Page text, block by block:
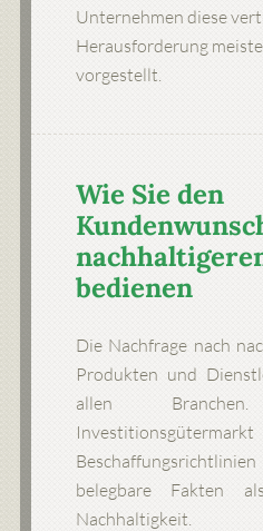
Unternehmen diese
Herausforderung
vorgestellt.
Wie Sie den
bedienen
Die Nachfrage nach
Produkten und
allen
belegbare Fakten
Nachhaltigkeit.